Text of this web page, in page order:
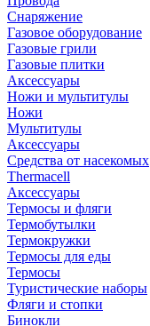
Снаряжение
Газовое оборудование
Газовые грили
Газовые плитки
Аксессуары
Ножи и мультитулы
Ножи
Мультитулы
Аксессуары
Средства от насекомых
Thermacell
Аксессуары
Термосы и фляги
Термобутылки
Термокружки
Термосы для еды
Термосы
Туристические наборы
Фляги и стопки
Бинокли